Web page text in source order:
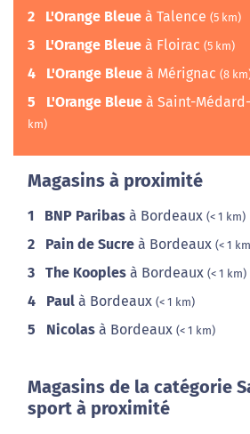
2 L'Orange Bleue à Talence (5 km)
3 L'Orange Bleue à Floirac (5 km)
4 L'Orange Bleue à Mérignac (8
5 L'Orange Bleue à Saint-
km)
Magasins à proximité
1 BNP Paribas à Bordeaux (< 1 km)
2 Pain de Sucre à Bordeaux (< 1
3 The Kooples à Bordeaux (< 1 km)
4 Paul à Bordeaux (< 1 km)
5 Nicolas à Bordeaux (< 1 km)
Magasins de la catégorie
sport à proximité